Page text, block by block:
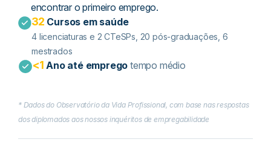
encontrar o primeiro emprego.
32 Cursos em saúde
4 licenciaturas e 2 CTeSPs​, 20 pós-graduações, 6
mestrados
<1 Ano até empregotempo médio
* Dados do Observatório da Vida Profissional, com base nas respostas
dos diplomados aos nossos inquéritos de empregabilidade